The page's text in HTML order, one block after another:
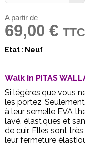
A partir de
69,00 € TTC
Etat : Neuf
Walk in PITAS
Si légères que vous
les portez.
à leur semelle EVA
lavé, élastiques et
de cuir. Elles sont
leur fermeture